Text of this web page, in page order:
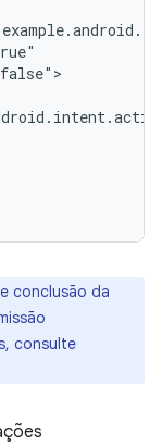
conclusão da
consulte